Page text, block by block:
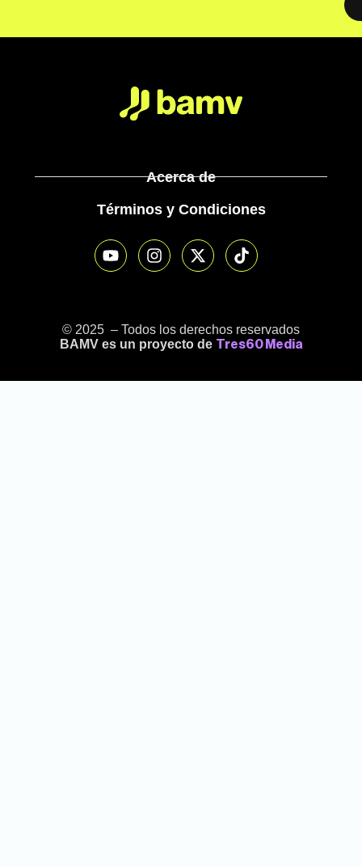
Acerca de
Términos y Condiciones
© 2025 – Todos los derechos reservados
BAMV es un proyecto de Tres60 Media